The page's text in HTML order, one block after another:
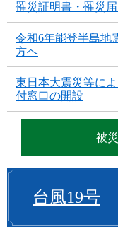
罹災証明書・罹災
令和6年能登半島地
方へ
東日本大震災等に
付窓口の開設
被
台風19号